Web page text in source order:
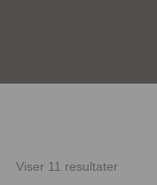
Viser 11 resultaterSorteret